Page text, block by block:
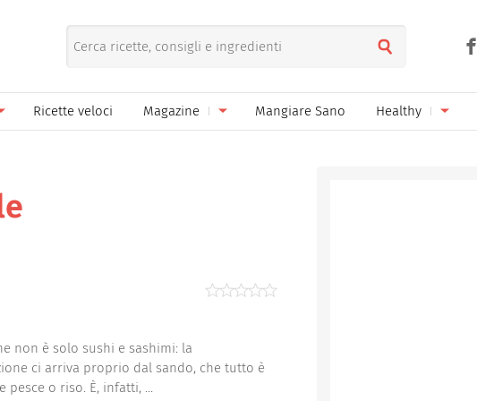
Pane pizza focacce
Bevande
Ricette veloci Magazine Mangiare Sano Healthy
non è solo sushi e sashimi: la
ci arriva proprio dal sando, che tutto è
pesce o riso. È, infatti, ...